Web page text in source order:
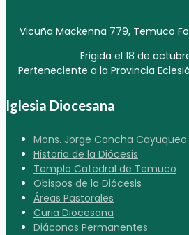
Vicuña Mackenna 779, Temuco
Erigida el 18 de
Perteneciente a la Provincia
Iglesia Diocesana
Mons. Jorge Concha Cayuqueo
Historia de la Diócesis
Templo Catedral de Temuco
Obispos de la Diócesis
Áreas Pastorales
Curia Diocesana
Diáconos Permanentes